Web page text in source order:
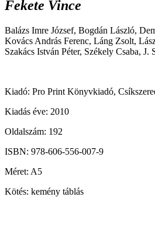
Fekete Vince
Balázs Imre József, Bogdán László,
Kovács András Ferenc, Láng Zsolt,
Szakács István Péter, Székely Csaba,
Kiadó: Pro Print Könyvkiadó,
Kiadás éve: 2010
Oldalszám: 192
ISBN: 978-606-556-007-9
Méret: A5
Kötés: kemény táblás